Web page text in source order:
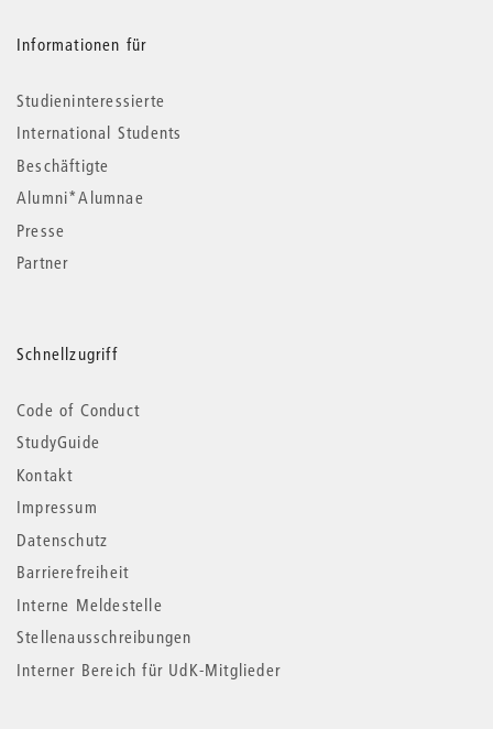
Informationen für
Studieninteressierte
International Students
Beschäftigte
Alumni*Alumnae
Presse
Partner
Schnellzugriff
Code of Conduct
StudyGuide
Kontakt
Impressum
Datenschutz
Barrierefreiheit
Interne Meldestelle
Stellenausschreibungen
Interner Bereich für UdK-Mitglieder